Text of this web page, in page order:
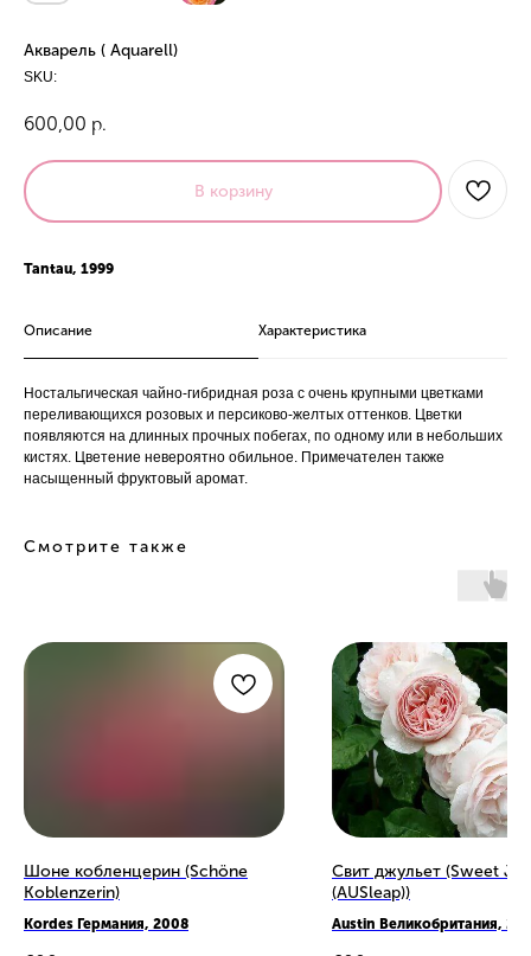
Акварель ( Aquarell)
SKU:
600,00 р.
В корзину
Tantau, 1999
Описание Характеристика
Ностальгическая чайно-гибридная роза с очень крупными цветками
переливающихся розовых и персиково-желтых оттенков. Цветки
появляются на длинных прочных побегах, по одному или в небольших
кистях. Цветение невероятно обильное. Примечателен также
насыщенный фруктовый аромат.
Смотрите также
Шоне кобленцерин (Schöne
Koblenzerin)
Kordes Германия, 2008
Свит джульет (Sweet
(AUSleap))
Austin Великобритания,